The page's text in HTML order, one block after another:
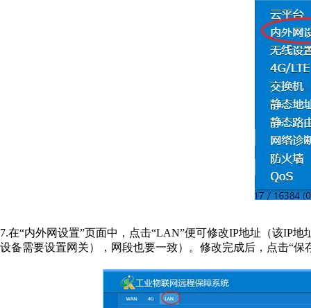
7.在“内外网设置”页面中，点击“LAN”便可修改IP地址（该IP
设备需要设置网关），网段也要一致）。修改完成后，点击“保